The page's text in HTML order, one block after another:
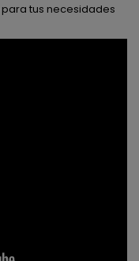
para tus necesidades